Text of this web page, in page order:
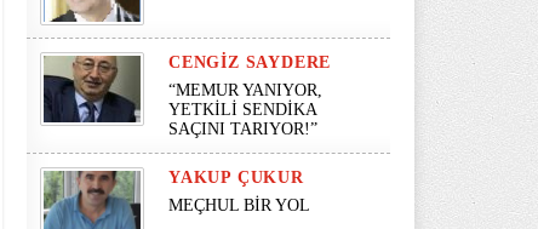
CENGIZ SAYDERE
“MEMUR YANIYOR,
YETKİLİ SENDİKA
SAÇINI TARIYOR!”
YAKUP ÇUKUR
MEÇHUL BİR YOL